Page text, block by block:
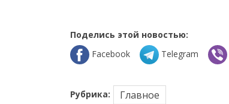
Поделись этой новостью:
Facebook
Telegram
Рубрика: Главное